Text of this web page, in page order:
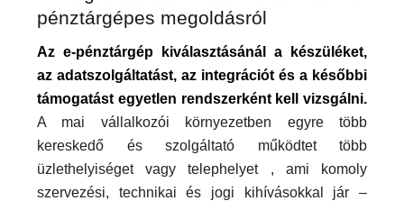
pénztárgépes megoldásról
Az e-pénztárgép kiválasztásánál a készüléket,
az adatszolgáltatást, az integrációt és a későbbi
támogatást egyetlen rendszerként kell vizsgálni.
A mai vállalkozói környezetben egyre több
kereskedő és szolgáltató működtet több
üzlethelyiséget vagy telephelyet , ami komoly
szervezési, technikai és jogi kihívásokkal jár –